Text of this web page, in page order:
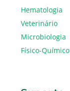
Hematologia
Veterinário
Microbiologia
Físico-Químico